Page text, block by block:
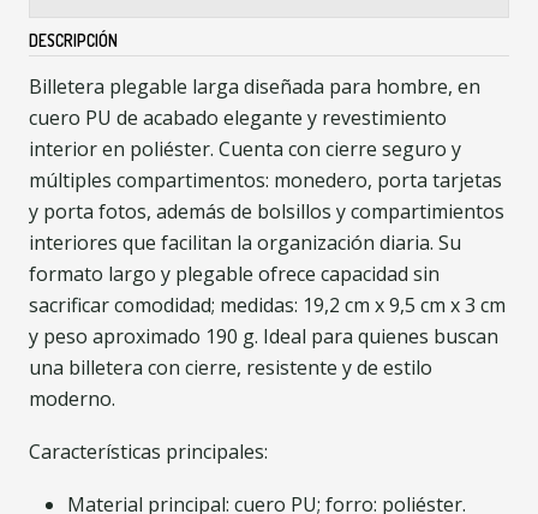
DESCRIPCIÓN
Billetera plegable larga diseñada para hombre, en
cuero PU de acabado elegante y revestimiento
interior en poliéster. Cuenta con cierre seguro y
múltiples compartimentos: monedero, porta tarjetas
y porta fotos, además de bolsillos y compartimientos
interiores que facilitan la organización diaria. Su
formato largo y plegable ofrece capacidad sin
sacrificar comodidad; medidas: 19,2 cm x 9,5 cm x 3 cm
y peso aproximado 190 g. Ideal para quienes buscan
una billetera con cierre, resistente y de estilo
moderno.
Características principales:
Material principal: cuero PU; forro: poliéster.